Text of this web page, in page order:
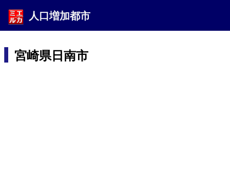
人口増加都市
宮崎県日南市